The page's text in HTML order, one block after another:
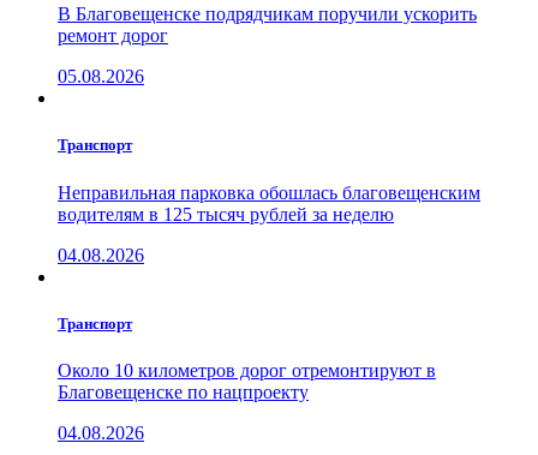
В Благовещенске подрядчикам поручили ускорить
ремонт дорог
05.08.2026
Транспорт
Неправильная парковка обошлась благовещенским
водителям в 125 тысяч рублей за неделю
04.08.2026
Транспорт
Около 10 километров дорог отремонтируют в
Благовещенске по нацпроекту
04.08.2026